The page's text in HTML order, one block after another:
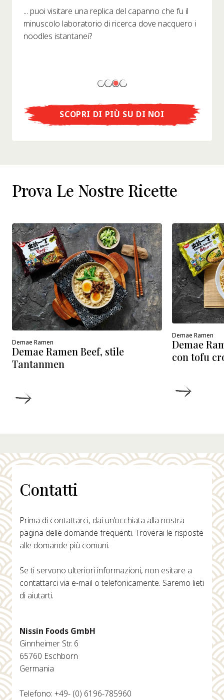
... puoi visitare una replica del capanno che fu il
minuscolo laboratorio di ricerca dove nacquero i
noodles istantanei?
SCOPRI DI PIÙ SU DI NOI
Prova Le Nostre Ricette
Demae Ramen
Demae Ramen Beef, stile
Tantanmen
Demae Ramen
Demae
con tofu
Contatti
Prima di contattarci, dai un’occhiata alla nostra
pagina delle domande frequenti. Troverai le risposte
alle domande più comuni.
Se ti servono ulteriori informazioni, non esitare a
contattarci via e-mail o telefonicamente. Saremo lieti
di aiutarti.
Nissin Foods GmbH
Ginnheimer Str. 6
65760 Eschborn
Germania
Telefono: +49- (0) 6196-785960